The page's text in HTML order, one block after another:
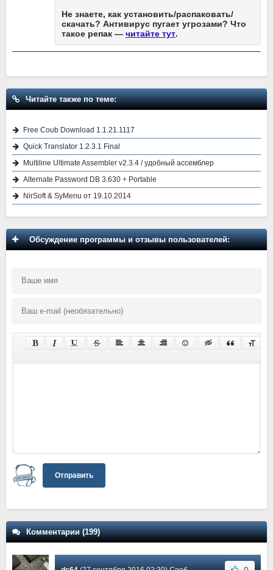
Не знаете, как установить/распаковать/
скачать? Антивирус пугает угрозами? Что
такое репак — читайте тут.
Читайте также по теме:
Free Coub Download 1.1.21.1117
Quick Translator 1.2.3.1 Final
Multiline Ultimate Assembler v2.3.4 / удобный ассемблер
Alternate Password DB 3.630 + Portable
NirSoft & SyMenu от 19.10.2014
Обсуждение программы и отзывы пользователей:
Отправить
Комментарии (199)